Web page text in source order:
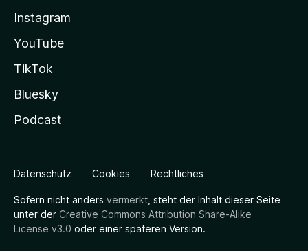
Instagram
YouTube
TikTok
Bluesky
Podcast
Datenschutz Cookies Rechtliches
Sofern nicht anders vermerkt , steht der Inhalt dieser Seite
unter der Creative Commons Attribution Share-Alike
License v3.0 oder einer späteren Version.